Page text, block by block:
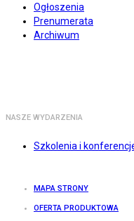
Ogłoszenia
Prenumerata
Archiwum
NASZE WYDARZENIA
Szkolenia i
MAPA STRONY
OFERTA PRODUKTOWA